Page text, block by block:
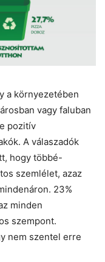
a környezetében
vagy faluban
pozitív
A válaszadók
hogy többé-
szemlélet, azaz
23%
minden
szempont.
nem szentel erre